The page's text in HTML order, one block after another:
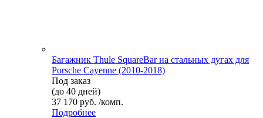
Багажник Thule SquareBar на стальных дугах для
Porsche Cayenne (2010-2018)
Под заказ
(до 40 дней)
37 170 руб. /комп.
Подробнее